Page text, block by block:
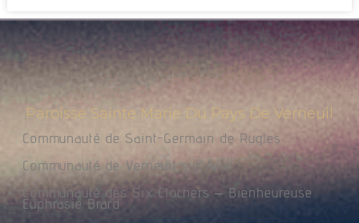
Paroisse Sainte Marie Du Pays De Verneuil
Communauté de Saint-Germain de Rugles
Communauté de Verneuil sur Avre
Communauté des Six Clochers – Bienheureuse
Euphrasie Brard